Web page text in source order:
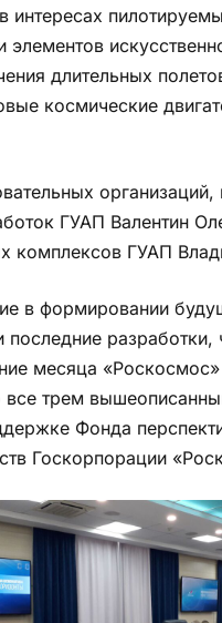
интересах
длительных
космические
ГУАП Валентин
комплексов ГУАП
в формировании
месяца
трем
Фонда
Госкорпорации